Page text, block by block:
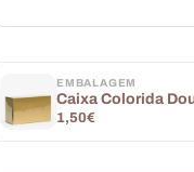
EMBALAGEM
Caixa Colorida
1,50€